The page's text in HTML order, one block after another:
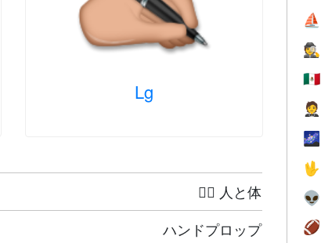
Lg
🤦‍♀️ 人と体
ハンドプロップ
⛵️
🕵️
🇲🇽
🤵
🌌
🖖
👽
🏈